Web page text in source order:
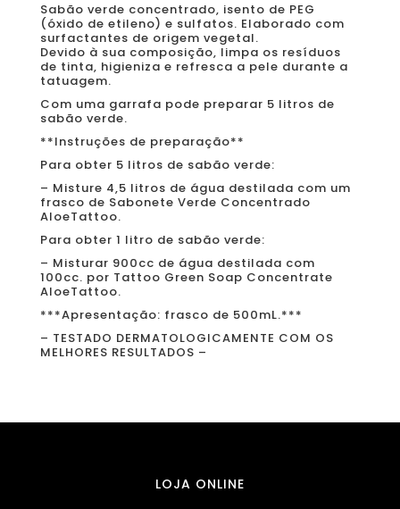
Sabão verde concentrado, isento de PEG
(óxido de etileno) e sulfatos. Elaborado com
surfactantes de origem vegetal.
Devido à sua composição, limpa os resíduos
de tinta, higieniza e refresca a pele durante a
tatuagem.
Com uma garrafa pode preparar 5 litros de
sabão verde.
**Instruções de preparação**
Para obter 5 litros de sabão verde:
– Misture 4,5 litros de água destilada com um
frasco de Sabonete Verde Concentrado
AloeTattoo.
Para obter 1 litro de sabão verde:
– Misturar 900cc de água destilada com
100cc. por Tattoo Green Soap Concentrate
AloeTattoo.
***Apresentação: frasco de 500mL.***
– TESTADO DERMATOLOGICAMENTE COM OS
MELHORES RESULTADOS –
LOJA ONLINE